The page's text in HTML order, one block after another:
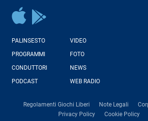
PALINSESTO
PROGRAMMI
CONDUTTORI
PODCAST
VIDEO
FOTO
NEWS
WEB RADIO
Regolamenti Giochi Liberi Note Legali
Privacy Policy
Cookie Policy